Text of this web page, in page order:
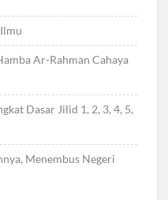
Ar-Rahman Cahaya
Dasar Jilid 1, 2, 3, 4, 5,
Menembus Negeri